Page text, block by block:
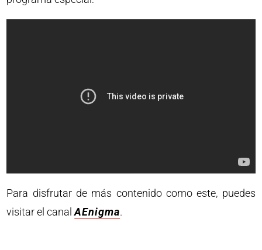
Para disfrutar de más contenido como este, puedes
visitar el canalAEnigma.